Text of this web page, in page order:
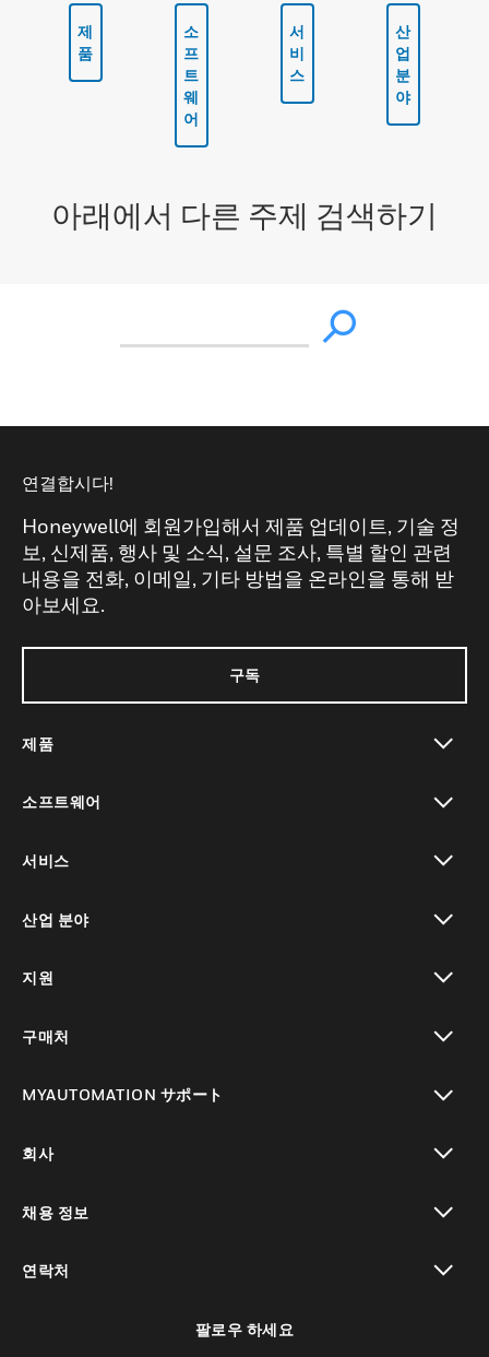
제
품
소
프
트
웨
어
서
비
스
산
업
분
야
아래에서 다른 주제 검색하기
연결합시다!
Honeywell에 회원가입해서 제품 업데이트, 기술 정
보, 신제품, 행사 및 소식, 설문 조사, 특별 할인 관련
내용을 전화, 이메일, 기타 방법을 온라인을 통해 받
아보세요.
구독
제품
소프트웨어
서비스
산업 분야
지원
구매처
MYAUTOMATION サポート
회사
채용 정보
연락처
팔로우 하세요